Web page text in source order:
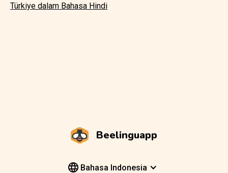
Türkiye dalam Bahasa Hindi
Beelinguapp
Bahasa Indonesia